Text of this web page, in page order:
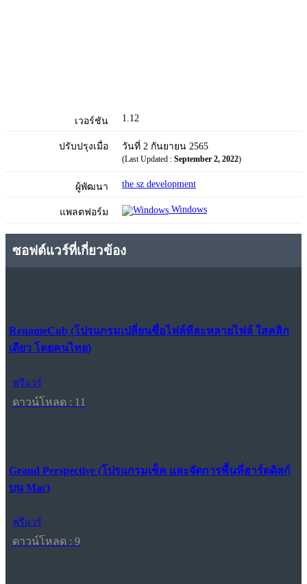
เวอร์ชัน 1.12
ปรับปรุงเมื่อ วันที่ 2 กันยายน 2565
(Last Updated : September 2, 2022)
ผู้พัฒนา the sz development
แพลตฟอร์ม Windows
ซอฟต์แวร์ที่เกี่ยวข้อง
RenameCub (โปรแกรมเปลี่ยนชื่อไฟล์ทีละหลายไฟล์ ใสคลิก
เดียว โดยคนไทย)
ฟรีแวร์
ดาวน์โหลด : 11
Grand Perspective (โปรแกรมเช็ค และจัดการพื้นที่ฮาร์ดดิสก์
บน Mac)
ฟรีแวร์
ดาวน์โหลด : 9